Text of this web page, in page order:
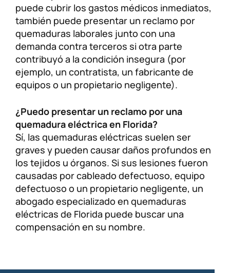
puede cubrir los gastos médicos inmediatos,
también puede presentar un reclamo por
quemaduras laborales junto con una
demanda contra terceros si otra parte
contribuyó a la condición insegura (por
ejemplo, un contratista, un fabricante de
equipos o un propietario negligente).
¿Puedo presentar un reclamo por una
quemadura eléctrica en Florida?
Sí, las quemaduras eléctricas suelen ser
graves y pueden causar daños profundos en
los tejidos u órganos. Si sus lesiones fueron
causadas por cableado defectuoso, equipo
defectuoso o un propietario negligente, un
abogado especializado en quemaduras
eléctricas de Florida puede buscar una
compensación en su nombre.